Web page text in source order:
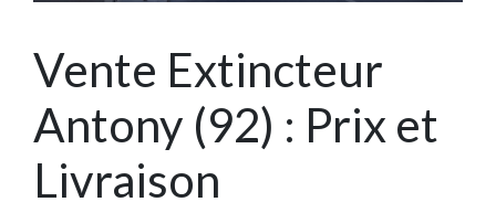
Vente Extincteur
Antony (92) : Prix et
Livraison